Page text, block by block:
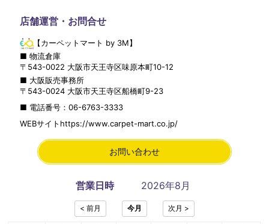
店舗運営・お問合せ
【カーペットマート by 3M】
■ 物流倉庫
〒 543-0022 大阪市天王寺区味原本町10-12
■ 大阪販売事務所
〒 543-0024 大阪市天王寺区船橋町9-23
■ 電話番号：06-6763-3333
WEBサイト https://www.carpet-mart.co.jp/
お問い合わせ
営業日時 2026年8月